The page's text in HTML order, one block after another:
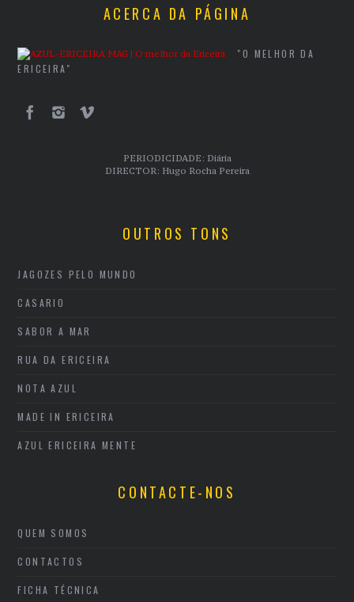
ACERCA DA PÁGINA
"O MELHOR DA
ERICEIRA"
PERIODICIDADE: Diária
DIRECTOR: Hugo Rocha Pereira
OUTROS TONS
JAGOZES PELO MUNDO
CASARIO
SABOR A MAR
RUA DA ERICEIRA
NOTA AZUL
MADE IN ERICEIRA
AZUL ERICEIRA MENTE
CONTACTE-NOS
QUEM SOMOS
CONTACTOS
FICHA TÉCNICA